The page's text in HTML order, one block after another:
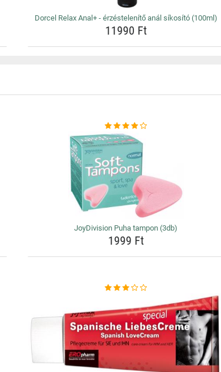
Dorcel Relax Anal+ - érzéstelenítő anál síkosító (100ml)
11990 Ft
JoyDivision Puha tampon (3db)
1999 Ft